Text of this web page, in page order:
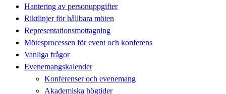
Hantering av personuppgifter
Riktlinjer för hållbara möten
Representationsmottagning
Mötesprocessen för event och konferens
Vanliga frågor
Evenemangskalender
Konferenser och evenemang
Akademiska högtider